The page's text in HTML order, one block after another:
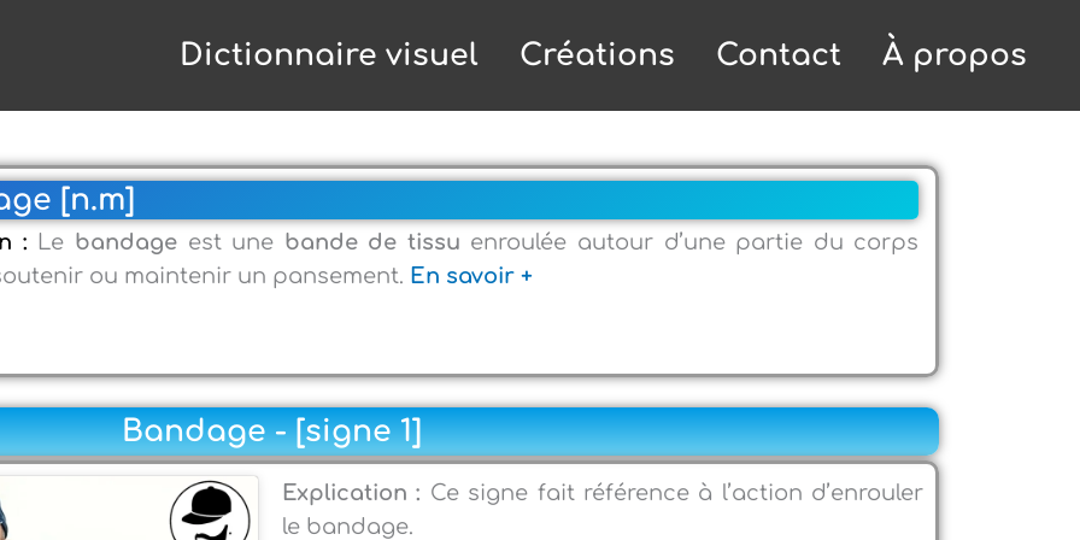
Dictionnaire visuel Créations Contact À propos
[n.m]
: Le bandage est une bande de tissu enroulée autour d’une partie du corps
ou maintenir un pansement. En savoir +
Bandage - [signe 1]
Explication : Ce signe fait référence à l’action d’enrouler
le bandage.